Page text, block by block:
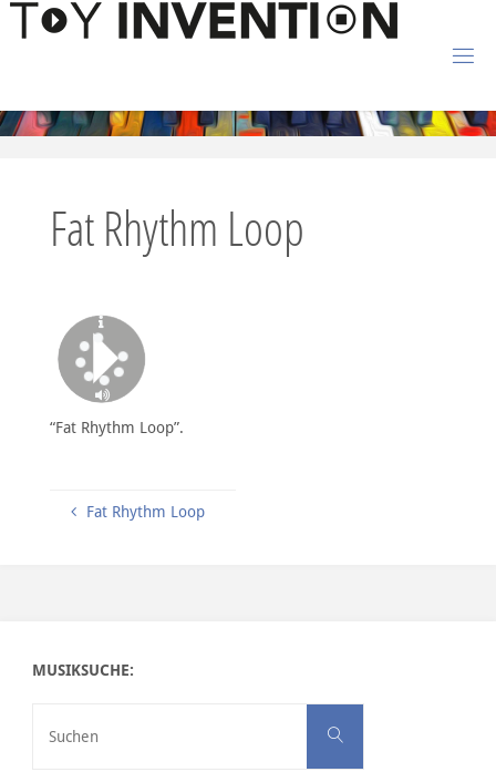
Zum Inhalt springen
O
Y
Fat Rhythm Loop
“Fat Rhythm Loop”.
Fat Rhythm Loop
MUSIKSUCHE:
Suchen